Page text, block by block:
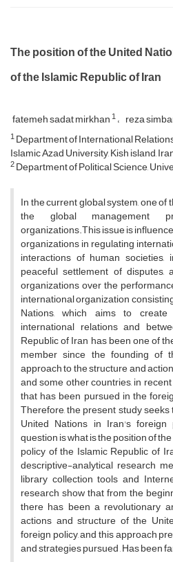
The position of the United
of the Islamic Republic of Iran
fatemeh sadat mirkhan1 reza
1Department of International
Islamic Azad University, Kish island,
2Department of Political Science,
In the current global system, one
the global management
organizations.This issue is
organizations in regulating
interactions of human societies,
peaceful settlement of
organizations over the
international organization
Nations, which aims to
international relations and
Republic of Iran has been one of
member since the founding of
approach to the structure and
and some other countries, in
that has been pursued in the
Therefore, the present study
United Nations in Iran's foreign
question is what is the position of
policy of the Islamic Republic of
descriptive-analytical research
library collection tools and
research show that from the
there has been a revolutionary
actions and structure of the
foreign policy, and this approach
and strategies pursued , Has been